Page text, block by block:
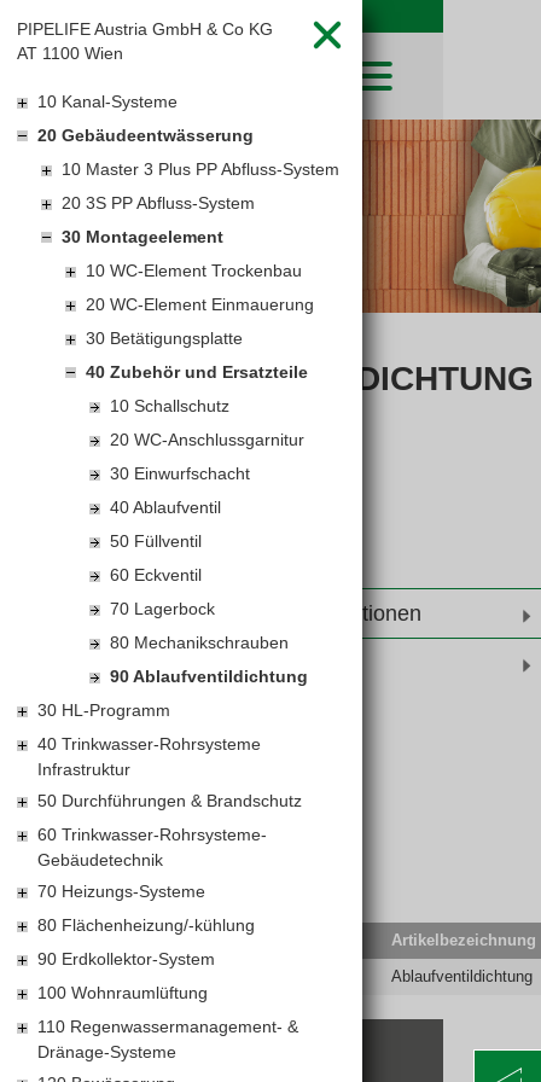
SHOP
LEIBWÄCHTER
MERKLISTE
WARENKORB
BAUSTOFFE
HOCHBAU
TIEFBAU
TROCKENBAU
FACHMARKT
LEISTUNGSERKLÄRUNGEN
BAUSTOFFKATALOGE
UNTERNEHMEN
FIRMENGESCHICHTE
STANDORTE
DOWNLOADS
KARRIERE
KARRIERE UND WEITERBILDUNG
OFFENE STELLEN
AKTUELLES
KATALOGE
PREISANPASSUNGEN
AGB'S
EUROSYS TROCKENBAUSYSTEM
GEWERBEZONE
Baustoffkataloge
PIPELIFE Austria GmbH & Co KG
AT 1100 Wien
10 Kanal-Systeme
20 Gebäudeentwässerung
10 Master 3 Plus PP Abfluss-System
20 3S PP Abfluss-System
30 Montageelement
10 WC-Element Trockenbau
20 WC-Element Einmauerung
30 Betätigungsplatte
40 Zubehör und Ersatzteile
10 Schallschutz
20 WC-Anschlussgarnitur
30 Einwurfschacht
40 Ablaufventil
50 Füllventil
60 Eckventil
70 Lagerbock
80 Mechanikschrauben
90 Ablaufventildichtung
30 HL-Programm
40 Trinkwasser-Rohrsysteme
Infrastruktur
50 Durchführungen & Brandschutz
60 Trinkwasser-Rohrsysteme-
Gebäudetechnik
70 Heizungs-Systeme
80 Flächenheizung/-kühlung
90 Erdkollektor-System
100 Wohnraumlüftung
110 Regenwassermanagement- &
Dränage-Systeme
ABLAUFVENTILDICHTUNG
Weiterführende Informationen
Ablaufventildichtung
EAN-Code Artikelbezeichnung
Ablaufventildichtung